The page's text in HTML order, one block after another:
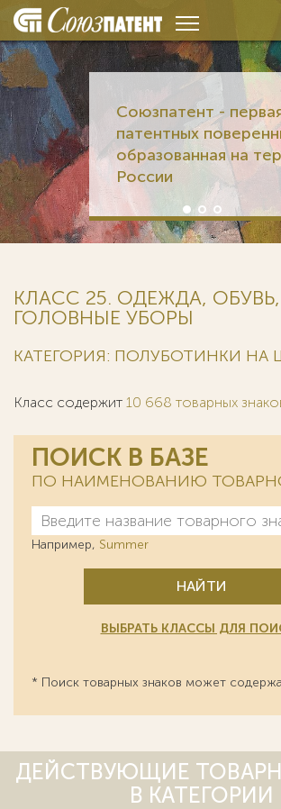
Союзпатент -
патентных
образованная на
России
КЛАСС 25. ОДЕЖДА, ОБУВЬ,
ГОЛОВНЫЕ УБОРЫ
КАТЕГОРИЯ: ПОЛУБОТИНКИ НА
Класс содержит 10 668 товарных
ПОИСК В БАЗЕ
ПО НАИМЕНОВАНИЮ
Например, Summer
НАЙТИ
ВЫБРАТЬ КЛАССЫ ДЛЯ
* Поиск товарных знаков может
ДЕЙСТВУЮЩИЕ
В КАТЕГОРИИ